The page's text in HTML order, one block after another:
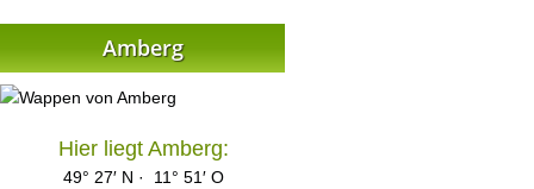
Amberg
Hier liegt Amberg:
49° 27′ N · 11° 51′ O